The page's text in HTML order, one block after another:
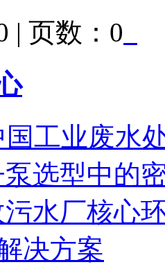
| 页数：0
国工业废水
选型中的
水厂核心
决方案